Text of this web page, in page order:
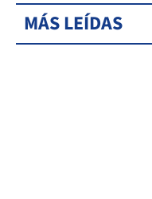
MÁS LEÍDAS